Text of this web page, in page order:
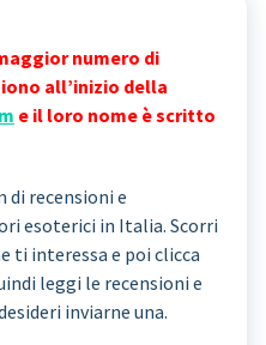
numero di
all’inizio della
e il loro nome è scritto
di recensioni e
esoterici in Italia. Scorri
ti interessa e poi clicca
leggi le recensioni e
inviarne una.